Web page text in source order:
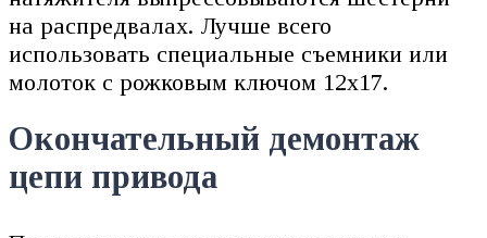
на распредвалах. Лучше всего
использовать специальные съемники или
молоток с рожковым ключом 12х17.
Окончательный демонтаж
цепи привода